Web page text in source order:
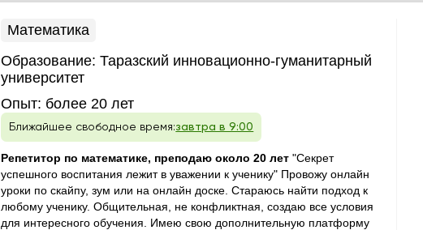
Математика
Образование:Таразский инновационно-гуманитарный
университет
Опыт: более 20 лет
Ближайшее свободное время:завтра в 9:00
Репетитор по математике, преподаю около 20 лет"Секрет
успешного воспитания лежит в уважении к ученику" Провожу онлайн
уроки по скайпу, зум или на онлайн доске. Стараюсь найти подход к
любому ученику. Общительная, не конфликтная, создаю все условия
для интересного обучения. Имею свою дополнительную платформу